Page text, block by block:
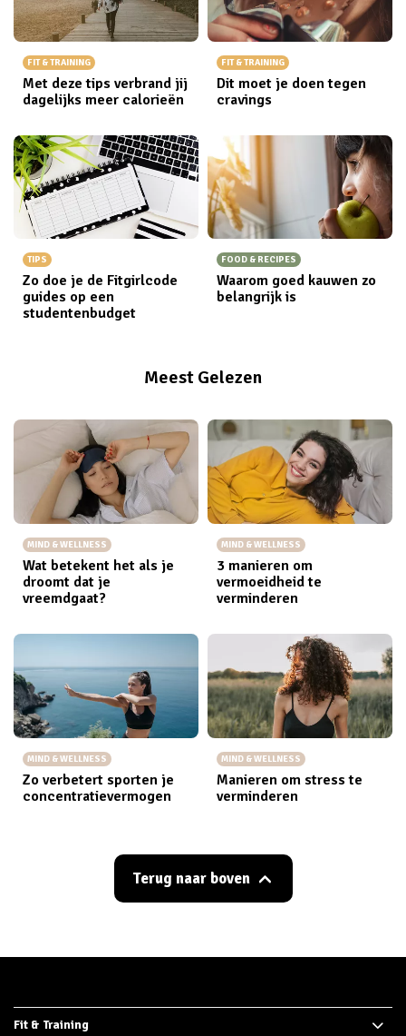
FIT & TRAINING
Met deze tips verbrand jij
dagelijks meer calorieën
FIT & TRAINING
Dit moet je doen tegen
cravings
TIPS
Zo doe je de Fitgirlcode
guides op een
studentenbudget
FOOD & RECIPES
Waarom goed kauwen zo
belangrijk is
Meest Gelezen
MIND & WELLNESS
Wat betekent het als je
droomt dat je
vreemdgaat?
MIND & WELLNESS
3 manieren om
vermoeidheid te
verminderen
MIND & WELLNESS
Zo verbetert sporten je
concentratievermogen
MIND & WELLNESS
Manieren om stress te
verminderen
Terug naar boven
Fit & Training